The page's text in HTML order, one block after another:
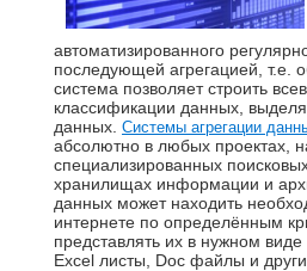
автоматизированного
последующей агрегацией, т.е.
система позволяет строить
классификации данных,
данных. Системы агрегации
абсолютно в любых проектах,
специализированных
хранилищах информации и
данных может находить
интернете по определённым
представлять их в нужном
Excel листы, Doc файлы и